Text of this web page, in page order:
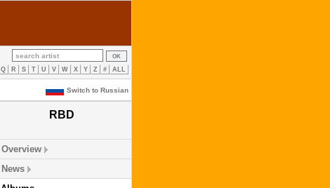
Q R S T U V W X Y Z # ALL
Switch to Russian
RBD
Overview
News